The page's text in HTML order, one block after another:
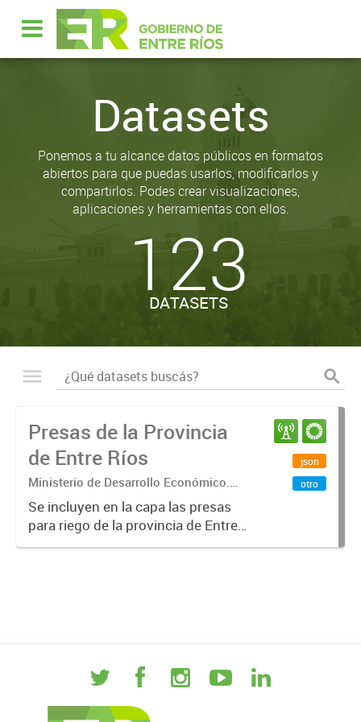
Datasets
Ponemos a tu alcance datos públicos en formatos
abiertos para que puedas usarlos, modificarlos y
compartirlos. Podes crear visualizaciones,
aplicaciones y herramientas con ellos.
123
DATASETS
Presas de la Provincia
de Entre Ríos
Ministerio de Desarrollo Económico.
Secretaría de Agricultura Ganadería y
Pesca. Dirección de Agrícultura
Se incluyen en la capa las presas
para riego de la provincia de Entre
Ríos, elaborados por el técnico
json
otro